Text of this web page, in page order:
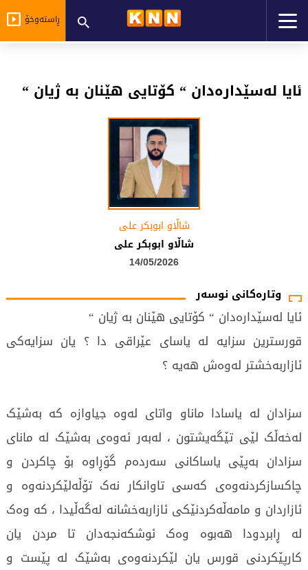
ڕاستەوخۆ
ئایا لەسێدارەدان “ کۆتایی هێنان بە ژیان “
شاڵاو ابوبکر علی
شاڵاو ابوبکر علی
14/05/2026
وتارەکانی نوسەر
ئایا لەسێدارەدان “ کۆتایی هێنان بە ژیان “
قورسترین سزایە لە یاسای عێراقی دا ؟ یان سزایەکی
ئازاربەخشتر لەوەش هەیە ؟
سزادان لە یاسادا ماناو واتای لەوە جیاوازە کە بەشێک
لەخەڵک لێی تێگەیشتون ، لەبەر ئەوەی بەشێک لە مانای
سزادان بەپێی یاساکانی سەردەم گۆڕاوە بۆ چاکردن و
چاکسازکردنەوەی کەسی تاوانکار نەک تۆڵەلێکردنەوە و
ئازاردان و مامەڵەکردنێکی ئازاربەخشانە لەگەڵیدا ، کە وەک
لە ڕابردودا هەبوە وەک ئوشکەنجەدان تا مردن یان
کارپێکردنی قورس یان لێکردنەوەی بەشێک لە پێست و